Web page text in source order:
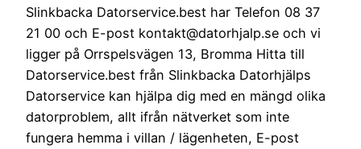
Slinkbacka Datorservice.best har Telefon 08 37
21 00 och E-post kontakt@datorhjalp.se och vi
ligger på Orrspelsvägen 13, Bromma Hitta till
Datorservice.best från Slinkbacka Datorhjälps
Datorservice kan hjälpa dig med en mängd olika
datorproblem, allt ifrån nätverket som inte
fungera hemma i villan / lägenheten, E-post